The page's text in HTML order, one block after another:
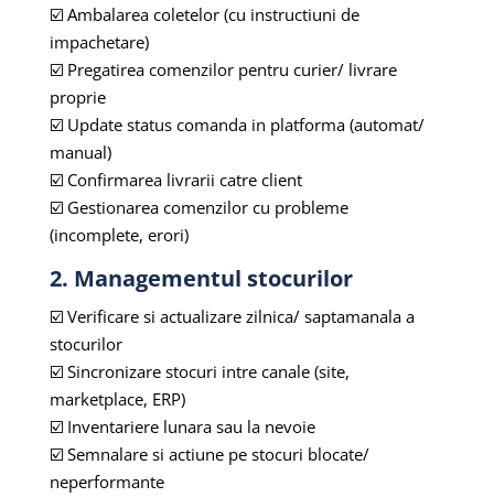
☑️ Ambalarea coletelor (cu instructiuni de
impachetare)
☑️ Pregatirea comenzilor pentru curier/ livrare
proprie
☑️ Update status comanda in platforma (automat/
manual)
☑️ Confirmarea livrarii catre client
☑️ Gestionarea comenzilor cu probleme
(incomplete, erori)
2. Managementul stocurilor
☑️ Verificare si actualizare zilnica/ saptamanala a
stocurilor
☑️ Sincronizare stocuri intre canale (site,
marketplace, ERP)
☑️ Inventariere lunara sau la nevoie
☑️ Semnalare si actiune pe stocuri blocate/
neperformante